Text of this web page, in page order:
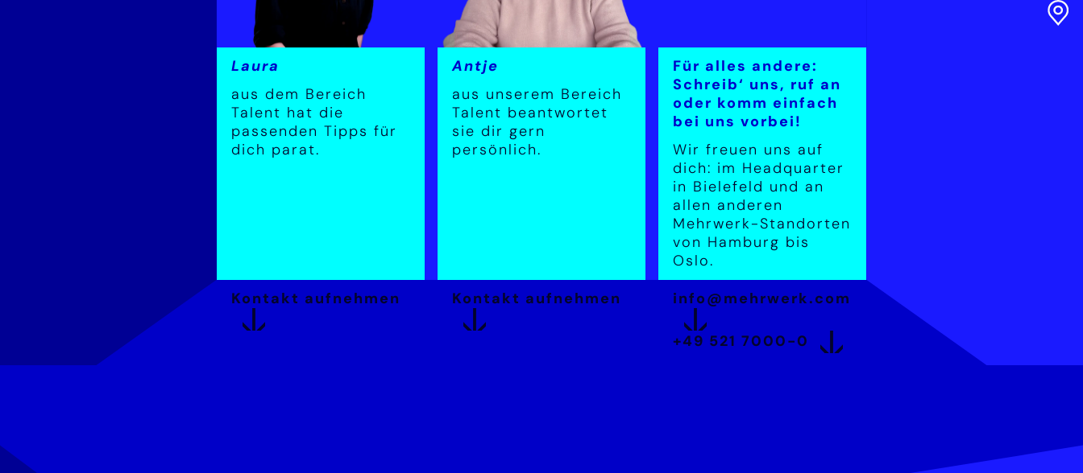
Laura
aus dem Bereich
Talent hat die
passenden Tipps für
dich parat.
Kontakt aufnehmen
Antje
aus unserem Bereich
Talent beantwortet
sie dir gern
persönlich.
Kontakt aufnehmen
Für alles andere:
Schreib‘ uns, ruf an
oder komm einfach
bei uns vorbei!
Wir freuen uns auf
dich: im Headquarter
in Bielefeld und an
allen anderen
Mehrwerk-Standorten
von Hamburg bis
Oslo.
info@mehrwerk.com
+49 521 7000-0